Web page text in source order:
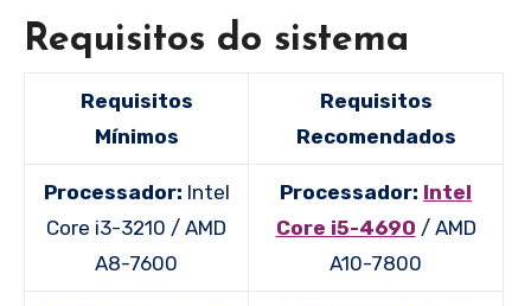
Requisitos do sistema
Requisitos
Mínimos
Requisitos
Recomendados
Processador: Intel
Core i3-3210 / AMD
A8-7600
Processador: Intel
Core i5-4690 / AMD
A10-7800